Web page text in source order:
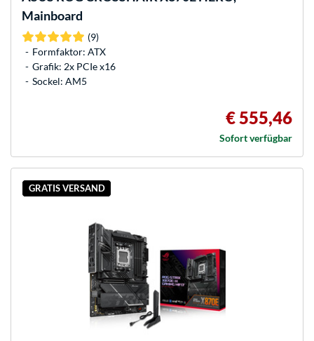
Mainboard
(9)
Formfaktor: ATX
Grafik: 2x PCIe x16
Sockel: AM5
€ 555,46
Sofort verfügbar
GRATIS VERSAND